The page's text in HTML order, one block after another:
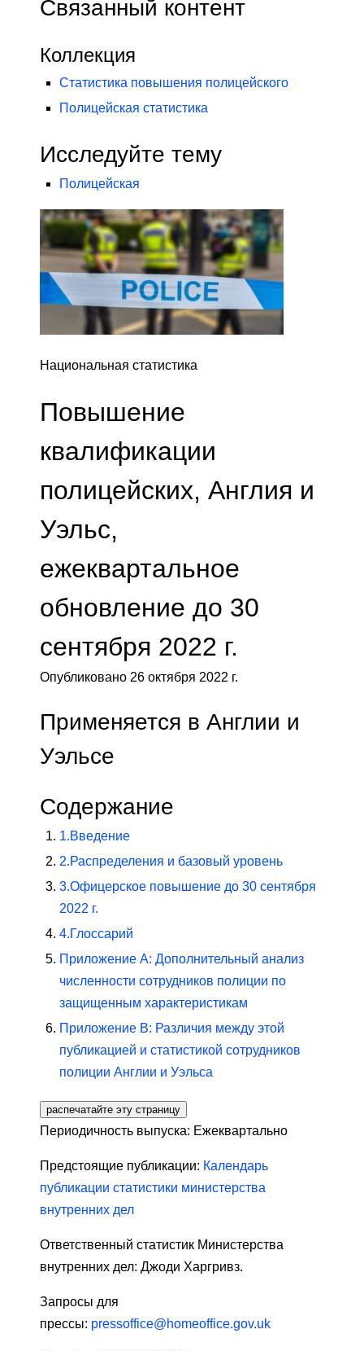
Связанный контент
Коллекция
Статистика повышения полицейского
Полицейская статистика
Исследуйте тему
Полицейская
Национальная статистика
Повышение
квалификации
полицейских, Англия и
Уэльс,
ежеквартальное
обновление до 30
сентября 2022 г.
Опубликовано 26 октября 2022 г.
Применяется в Англии и
Уэльсе
Содержание
1.Введение
2.Распределения и базовый уровень
3.Офицерское повышение до 30 сентября
2022 г.
4.Глоссарий
Приложение A: Дополнительный анализ
численности сотрудников полиции по
защищенным характеристикам
Приложение B: Различия между этой
публикацией и статистикой сотрудников
полиции Англии и Уэльса
распечатайте эту страницу
Периодичность выпуска: Ежеквартально
Предстоящие публикации: Календарь
публикации статистики министерства
внутренних дел
Ответственный статистик Министерства
внутренних дел: Джоди Харгривз.
Запросы для
прессы: pressoffice@homeoffice.gov.uk